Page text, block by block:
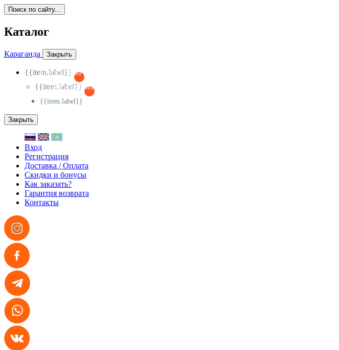
Поиск по сайту...
Каталог
Караганда Закрыть
{{item.label}}
{{activeItem==item.id?'-
{{item.label}}
{{activeSubitem==item.id?'-
{{item.label}}
Закрыть
Вход
Регистрация
Доставка / Оплата
Скидки и бонусы
Как заказать?
Гарантия возврата
Контакты